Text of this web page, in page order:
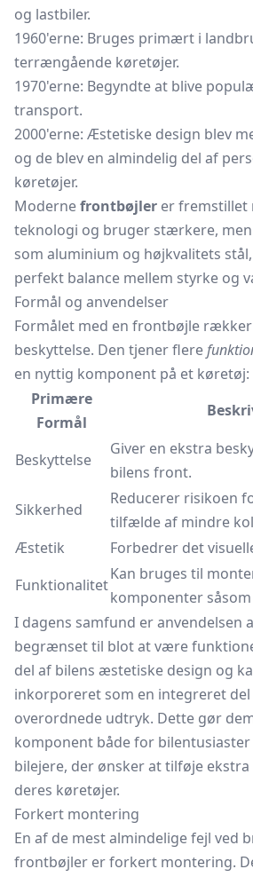
og lastbiler.
1960'erne: Bruges primært i
terrængående køretøjer.
1970'erne: Begyndte at blive
transport.
2000'erne: Æstetiske design blev
og de blev en almindelig del af
køretøjer.
Modernefrontbøjler er fremstillet
teknologi og bruger stærkere,
som aluminium og højkvalitets
perfekt balance mellem styrke og
Formål og anvendelser
Formålet med en frontbøjle
beskyttelse. Den tjener flere
en nyttig komponent på et køretøj:
Primære
Formål
Beskyttelse
Giver en ekstra
bilens front.
Sikkerhed
Reducerer risikoen
tilfælde af mindre
Æstetik
Forbedrer det
Funktionalitet
Kan bruges til
komponenter såsom
I dagens samfund er anvendelsen
begrænset til blot at være
del af bilens æstetiske design og
inkorporeret som en integreret
overordnede udtryk. Dette gør
komponent både for
bilejere, der ønsker at tilføje
deres køretøjer.
Forkert montering
En af de mest almindelige fejl ved
frontbøjler er forkert montering.